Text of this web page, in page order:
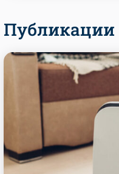
Публикации